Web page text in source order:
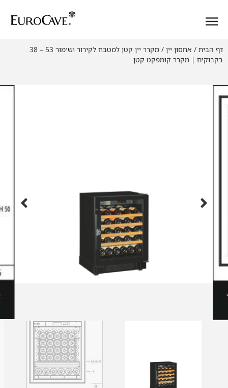
דף הבית/ אחסון יין/
מקרר יין קטן למטבח לקירור ושימור 53 – 38
בקבוקים | מקרר קומפקט קטן